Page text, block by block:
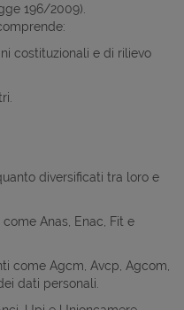
196/2009).
costituzionali e di rilievo
diversificati tra loro e
Anas, Enac, Fit e
come Agcm, Avcp, Agcom,
dati personali.